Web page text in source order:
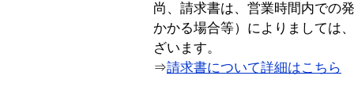
尚、請求書は、営業時間内での
かかる場合等）によりましては
ざいます。
⇒請求書について詳細はこちら